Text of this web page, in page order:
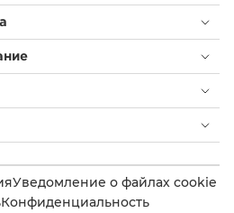
Уведомление о файлах cookie
Конфиденциальность